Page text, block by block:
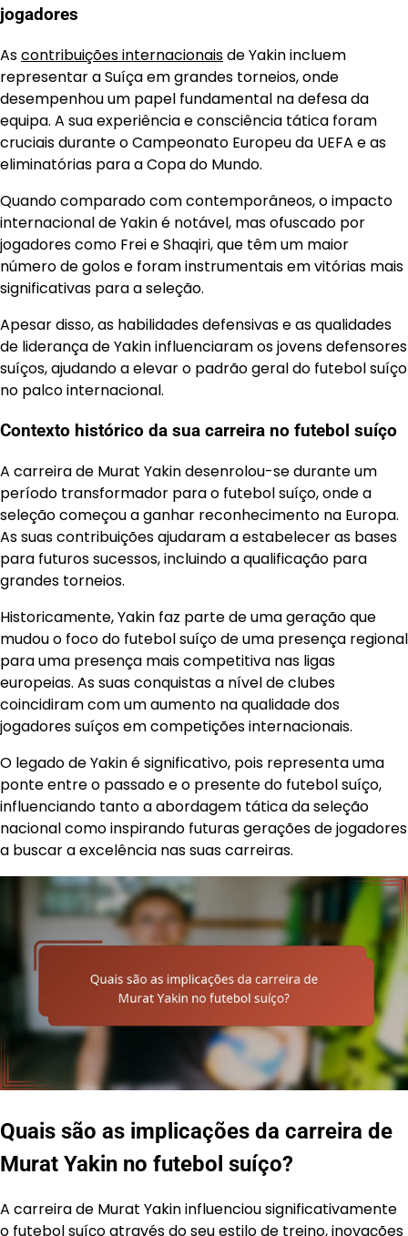
jogadores
Ascontribuições internacionaisde Yakin incluem
representar a Suíça em grandes torneios, onde
desempenhou um papel fundamental na defesa da
equipa. A sua experiência e consciência tática foram
cruciais durante o Campeonato Europeu da UEFA e as
eliminatórias para a Copa do Mundo.
Quando comparado com contemporâneos, o impacto
internacional de Yakin é notável, mas ofuscado por
jogadores como Frei e Shaqiri, que têm um maior
número de golos e foram instrumentais em vitórias mais
significativas para a seleção.
Apesar disso, as habilidades defensivas e as qualidades
de liderança de Yakin influenciaram os jovens defensores
suíços, ajudando a elevar o padrão geral do futebol suíço
no palco internacional.
Contexto histórico da sua carreira no futebol suíço
A carreira de Murat Yakin desenrolou-se durante um
período transformador para o futebol suíço, onde a
seleção começou a ganhar reconhecimento na Europa.
As suas contribuições ajudaram a estabelecer as bases
para futuros sucessos, incluindo a qualificação para
grandes torneios.
Historicamente, Yakin faz parte de uma geração que
mudou o foco do futebol suíço de uma presença regional
para uma presença mais competitiva nas ligas
europeias. As suas conquistas a nível de clubes
coincidiram com um aumento na qualidade dos
jogadores suíços em competições internacionais.
O legado de Yakin é significativo, pois representa uma
ponte entre o passado e o presente do futebol suíço,
influenciando tanto a abordagem tática da seleção
nacional como inspirando futuras gerações de jogadores
a buscar a excelência nas suas carreiras.
Quais são as implicações da carreira de
Murat Yakin no futebol suíço?
A carreira de Murat Yakin influenciou significativamente
o futebol suíço através do seu estilo de treino, inovações